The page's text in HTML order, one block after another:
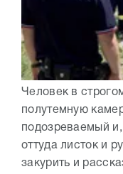
Человек в
полутемную
подозреваемый
оттуда листок и
закурить и